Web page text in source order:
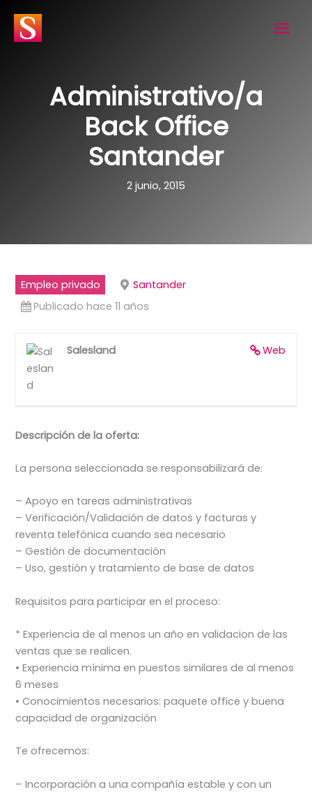
contenido
Administrativo/a
Back Office
Santander
2 junio, 2015
Empleo privado
Santander
Publicado hace 11 años
Web
Salesland
Descripción de la oferta:
La persona seleccionada se responsabilizará de:
– Apoyo en tareas administrativas
– Verificación/Validación de datos y facturas y
reventa telefónica cuando sea necesario
– Gestión de documentación
– Uso, gestión y tratamiento de base de datos
Requisitos para participar en el proceso:
* Experiencia de al menos un año en validacion de las
ventas que se realicen.
• Experiencia mínima en puestos similares de al menos
6 meses
• Conocimientos necesarios: paquete office y buena
capacidad de organización
Te ofrecemos:
– Incorporación a una compañía estable y con un